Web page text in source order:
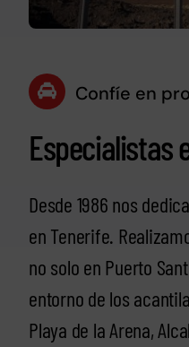
Confíe en
Especialistas
Desde 1986 nos
en Tenerife.
no solo en Puerto
entorno de los
Playa de la Arena,